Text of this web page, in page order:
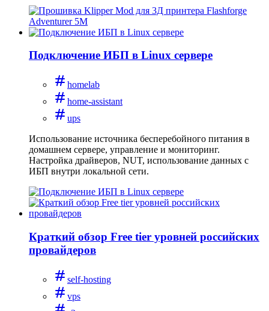
Подключение ИБП в Linux сервере
homelab
home-assistant
ups
Использование источника бесперебойного питания в
домашнем сервере, управление и мониторинг.
Настройка драйверов, NUT, использование данных с
ИБП внутри локальной сети.
Краткий обзор Free tier уровней российских
провайдеров
self-hosting
vps